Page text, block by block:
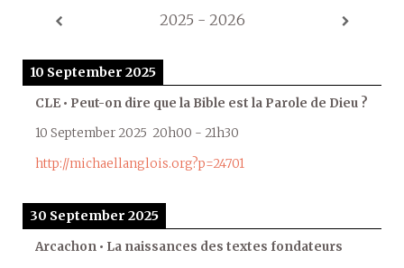
2025 - 2026
10 September 2025
CLE • Peut-on dire que la Bible est la Parole de Dieu ?
10 September 2025 20h00 - 21h30
http://michaellanglois.org?p=24701
30 September 2025
Arcachon • La naissances des textes fondateurs